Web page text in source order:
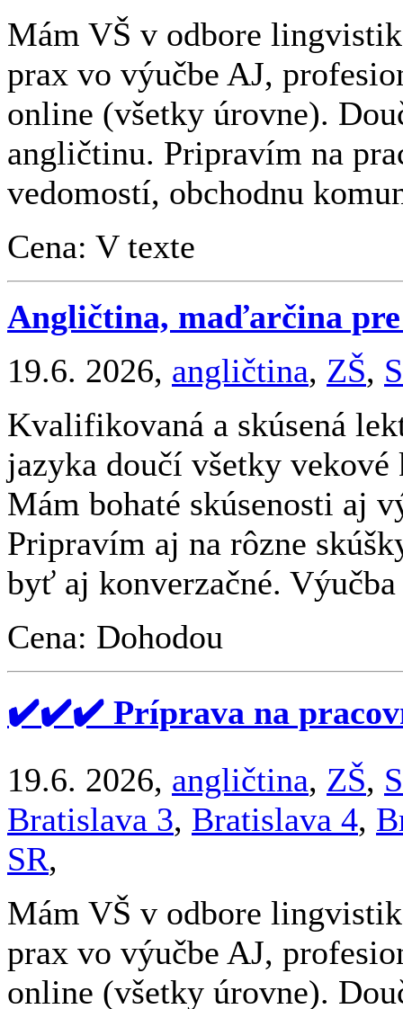
Mám VŠ v odbore
prax vo výučbe AJ,
online (všetky úrovne).
angličtinu. Pripravím na
vedomostí, obchodnu
Cena: V texte
Angličtina, maďarčina
19.6. 2026, angličtina, ZŠ,
Kvalifikovaná a skúsená
jazyka doučí všetky
Mám bohaté skúsenosti aj
Pripravím aj na rôzne
byť aj konverzačné.
Cena: Dohodou
✔️✔️✔️ Príprava na
19.6. 2026, angličtina, ZŠ,
Bratislava 3, Bratislava 4,
SR,
Mám VŠ v odbore
prax vo výučbe AJ,
online (všetky úrovne).